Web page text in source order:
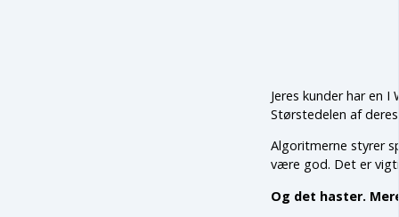
Jeres kunder har en
Størstedelen af
Algoritmerne styrer
være god. Det er
Og det haster.